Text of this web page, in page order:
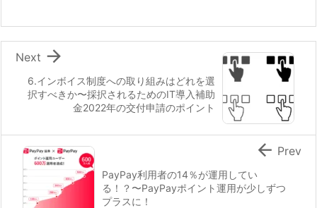
6.インボイス制度への取り組みはどれを選
択すべきか〜採択されるためのIT導入補助
金2022年の交付申請のポイント

Next
PayPay利用者の14％が運用してい
る！？〜PayPayポイント運用が少しずつ
プラスに！
 Prev